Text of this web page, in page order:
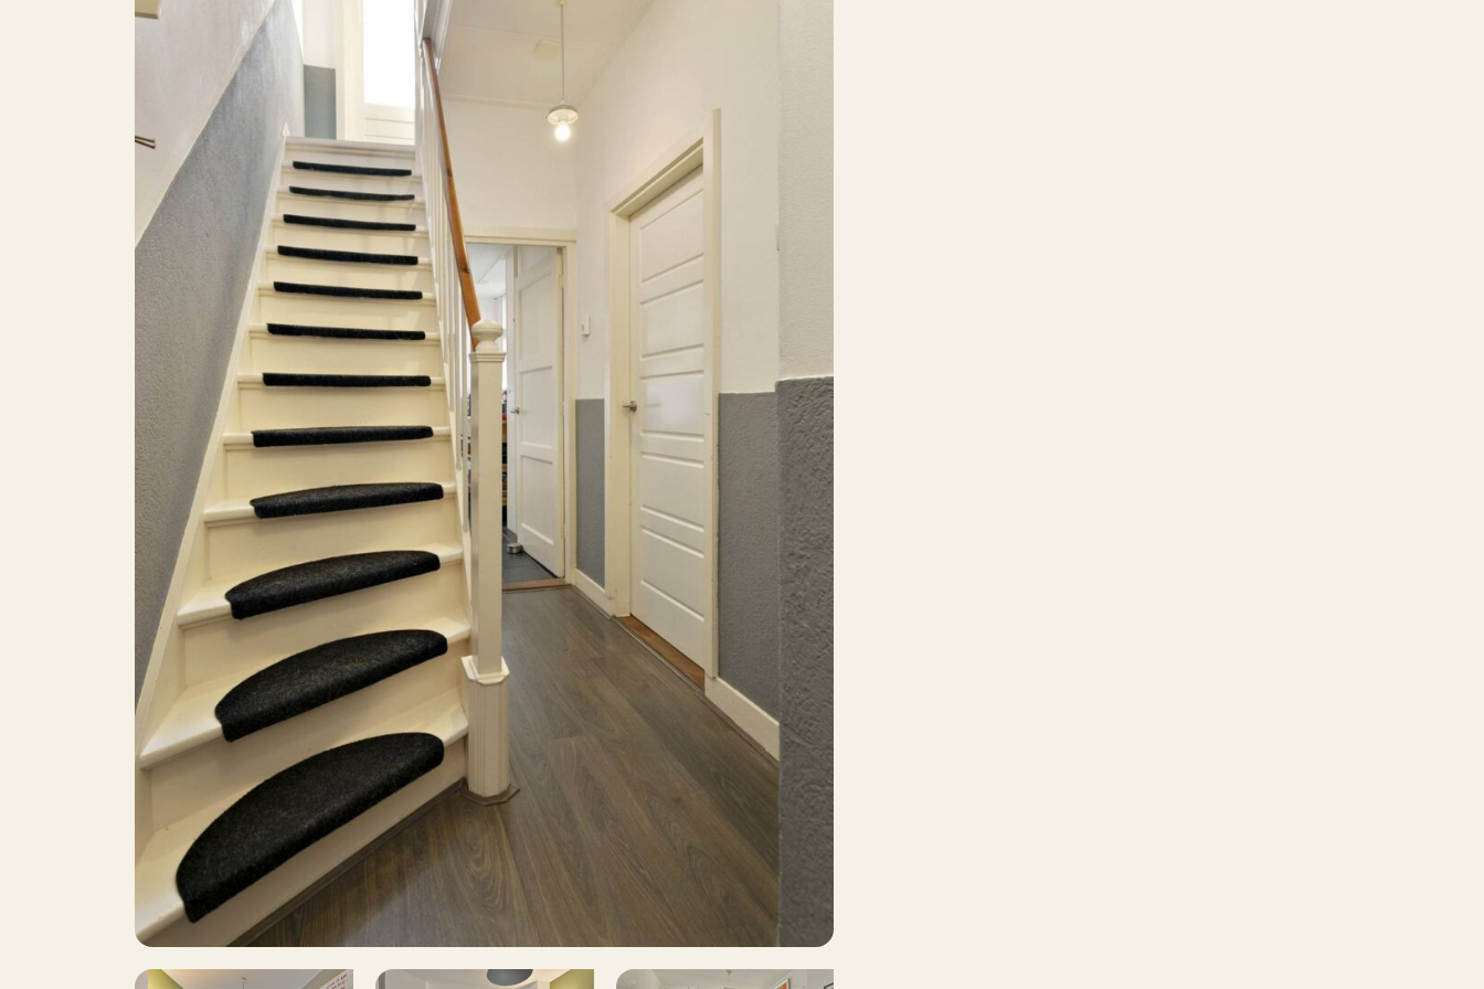
Bij interesse en/of voor meer informatie kan er vrijblijvend contact worden
opgenomen met ons kantoor in Leeuwarden via:
T: +31(0)58 299 19 91
E: leeuwarden@rotsvast.nl
W: https://www.rotsvast.nl/
Onze voorwaarden zijn van toepassing
Oppervlakte
Balkon
Dakterras
Betaald parkeren,
Parkeervergunningen, Openbaar
parkeren
Inclusief BTW Ja
Roken Nee
Huisdieren toegestaan Nee